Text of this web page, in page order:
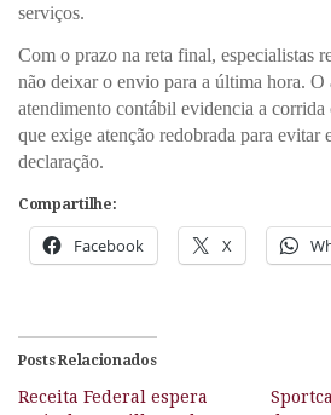
serviços.
Com o prazo na reta final, especialistas
não deixar o envio para a última hora.
atendimento contábil evidencia a
que exige atenção redobrada para evitar
declaração.
Compartilhe:
Facebook X
Posts Relacionados
Receita Federal espera